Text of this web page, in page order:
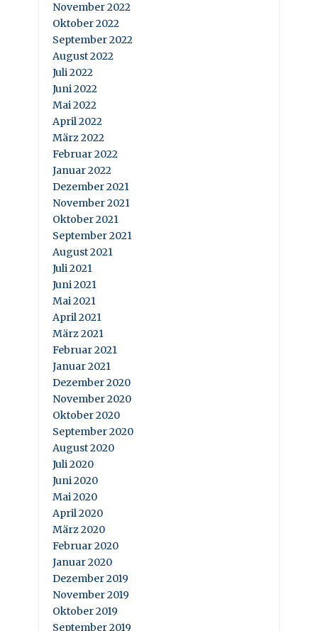
November 2022
Oktober 2022
September 2022
August 2022
Juli 2022
Juni 2022
Mai 2022
April 2022
März 2022
Februar 2022
Januar 2022
Dezember 2021
November 2021
Oktober 2021
September 2021
August 2021
Juli 2021
Juni 2021
Mai 2021
April 2021
März 2021
Februar 2021
Januar 2021
Dezember 2020
November 2020
Oktober 2020
September 2020
August 2020
Juli 2020
Juni 2020
Mai 2020
April 2020
März 2020
Februar 2020
Januar 2020
Dezember 2019
November 2019
Oktober 2019
September 2019